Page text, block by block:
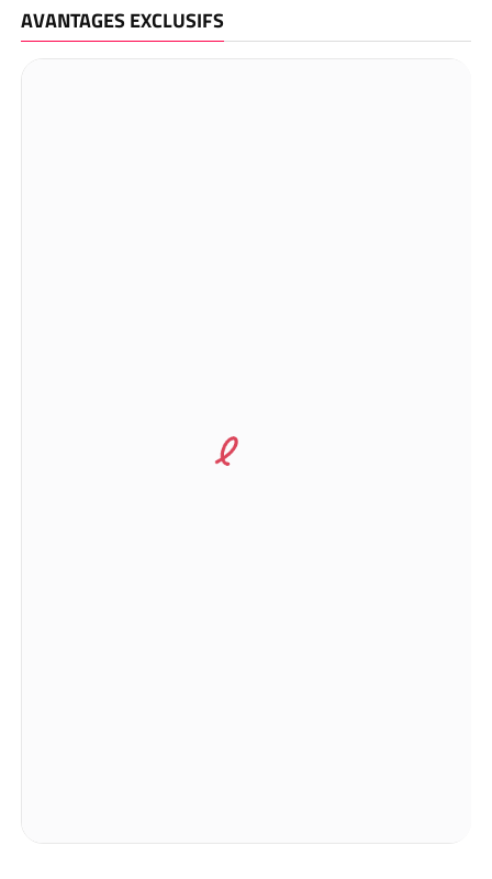
AVANTAGES EXCLUSIFS